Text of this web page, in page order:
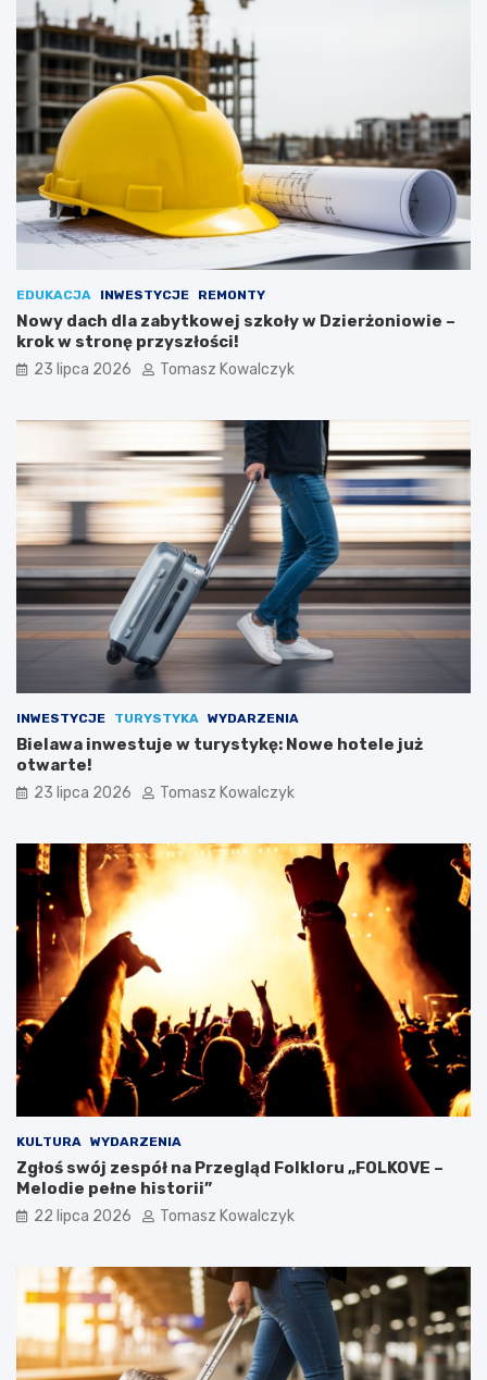
EDUKACJA INWESTYCJE REMONTY
Nowy dach dla zabytkowej szkoły w Dzierżoniowie –
krok w stronę przyszłości!
23 lipca 2026 Tomasz Kowalczyk
INWESTYCJE TURYSTYKA WYDARZENIA
Bielawa inwestuje w turystykę: Nowe hotele już
otwarte!
23 lipca 2026 Tomasz Kowalczyk
KULTURA WYDARZENIA
Zgłoś swój zespół na Przegląd Folkloru „FOLKOVE –
Melodie pełne historii”
22 lipca 2026 Tomasz Kowalczyk